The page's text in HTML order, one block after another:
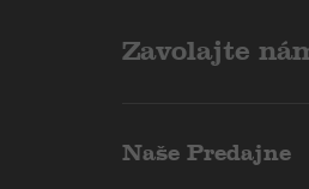
Zavolajte
Naše Predajne